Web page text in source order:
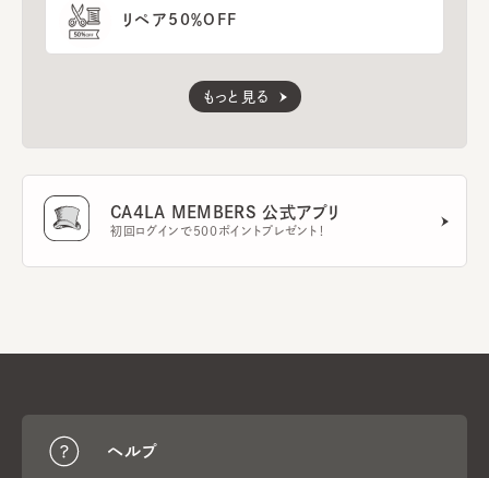
リペア50％OFF
もっと見る
CA4LA MEMBERS 公式アプリ
初回ログインで500ポイントプレゼント！
ヘルプ